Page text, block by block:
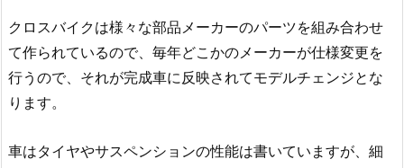
クロスバイクは様々な部品メーカーのパーツを組み合わせ
て作られているので、毎年どこかのメーカーが仕様変更を
行うので、それが完成車に反映されてモデルチェンジとな
ります。
車はタイヤやサスペンションの性能は書いていますが、細